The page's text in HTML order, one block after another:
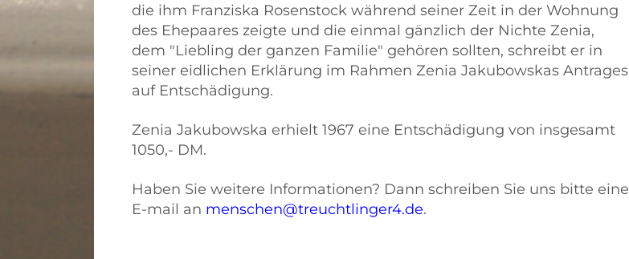
die ihm Franziska Rosenstock während seiner Zeit in der Wohnung
des Ehepaares zeigte und die einmal gänzlich der Nichte Zenia,
dem "Liebling der ganzen Familie" gehören sollten, schreibt er in
seiner eidlichen Erklärung im Rahmen Zenia Jakubowskas Antrages
auf Entschädigung.
Zenia Jakubowska erhielt 1967 eine Entschädigung von insgesamt
1050,- DM.
Haben Sie weitere Informationen? Dann schreiben Sie uns bitte eine
E-mail an menschen@treuchtlinger4.de.